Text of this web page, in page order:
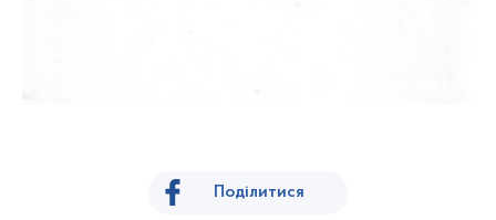
Поділитися